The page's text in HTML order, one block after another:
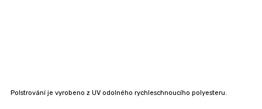
Polstrování je vyrobeno z UV odolného rychleschnoucího polyesteru.